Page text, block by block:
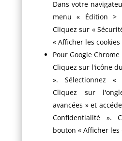
Dans votre
menu « Édition >
Cliquez sur «
« Afficher les cookies
Pour Google Chrome
Cliquez sur l'icône
». Sélectionnez
Cliquez sur
avancées » et
Confidentialité ».
bouton « Afficher les